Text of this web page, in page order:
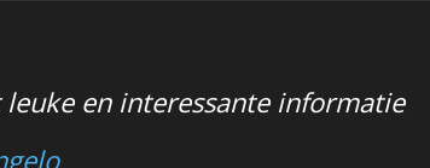
en interessante informatie